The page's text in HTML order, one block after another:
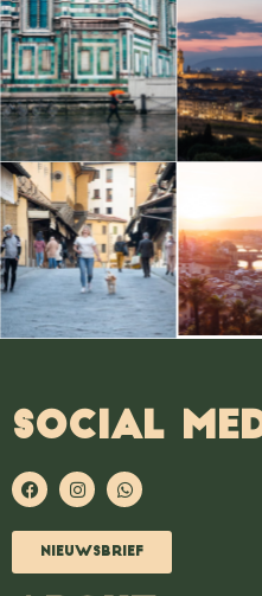
SOCIAL
Nieuwsbrief